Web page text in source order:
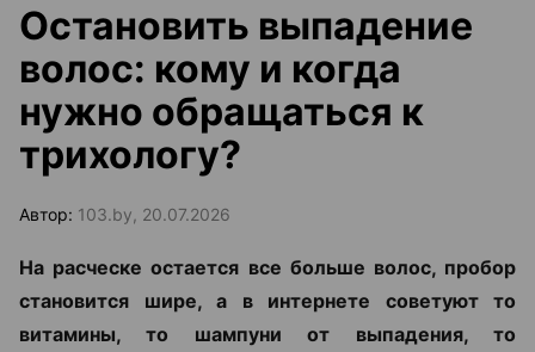
Остановить выпадение
волос: кому и когда
нужно обращаться к
трихологу?
Автор: 103.by, 20.07.2026
На расческе остается все больше волос, пробор
становится шире, а в интернете советуют то
витамины, то шампуни от выпадения, то